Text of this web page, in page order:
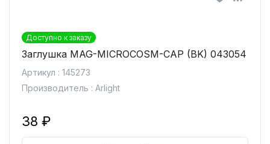
Доступно к заказу
Заглушка MAG-MICROCOSM-CAP (BK) 043054
Артикул : 145273
Производитель : Arlight
38 ₽